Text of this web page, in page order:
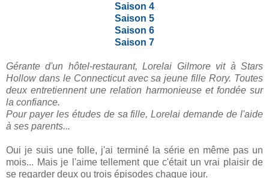
Saison 4
Saison 5
Saison 6
Saison 7
Gérante d'un hôtel-restaurant, Lorelai Gilmore vit à Stars
Hollow dans le Connecticut avec sa jeune fille Rory. Toutes
deux entretiennent une relation harmonieuse et fondée sur
la confiance.
Pour payer les études de sa fille, Lorelai demande de l'aide
à ses parents...
Oui je suis une folle, j'ai terminé la série en même pas un
mois... Mais je l'aime tellement que c'était un vrai plaisir de
se regarder deux ou trois épisodes chaque jour.